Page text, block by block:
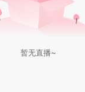
暂无直播~